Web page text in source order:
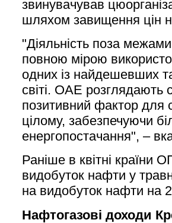
звинувачував
шляхом завищення цін
"Діяльність поза
повною мірою
одних із найдешевших
світі. ОАЕ розглядають
позитивний фактор для
цілому, забезпечуючи
енергопостачання", –
Раніше в квітні країни
видобуток нафти у
на видобуток нафти на
Нафтогазові доходи